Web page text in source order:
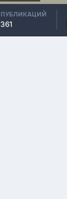
ПУБЛИКАЦИЙ
361